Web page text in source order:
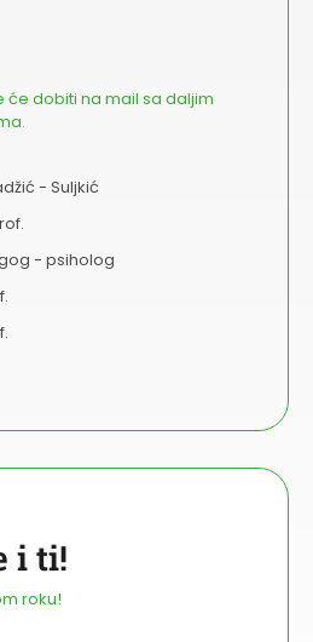
će dobiti na mail sa daljim
- Suljkić
- psiholog
i ti!
roku!